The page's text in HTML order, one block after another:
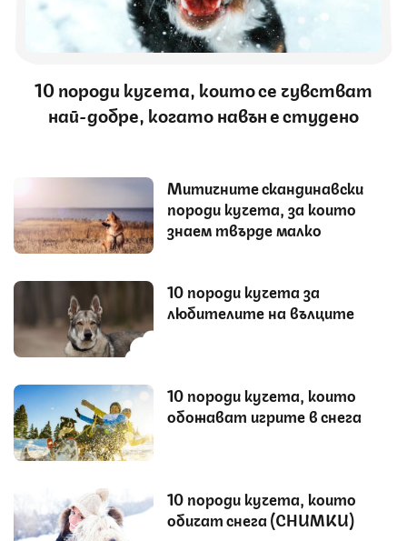
10 породи кучета, които се чувстват
най-добре, когато навън е студено
Митичните скандинавски
породи кучета, за които
знаем твърде малко
10 породи кучета за
любителите на вълците
10 породи кучета, които
обожават игрите в снега
10 породи кучета, които
обичат снега (СНИМКИ)